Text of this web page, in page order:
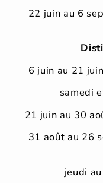
22 juin au 6
6 juin au 21
samedi
21 juin au 30
31 août au 26
jeudi